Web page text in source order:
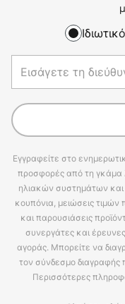
Εγγραφείτε στο
προσφορές από τη γκάμα
ηλιακών συστημάτων
κουπόνια, μειώσεις
και παρουσιάσεις
συνεργάτες και
αγοράς. Μπορείτε να
τον σύνδεσμο διαγραφής
Περισσότερες